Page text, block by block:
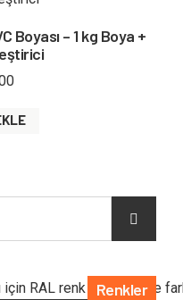
Boyası – 1 kg Boya +
Renkler